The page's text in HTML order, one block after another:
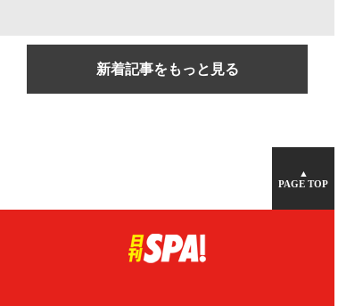
新着記事をもっと見る
▲
PAGE TOP